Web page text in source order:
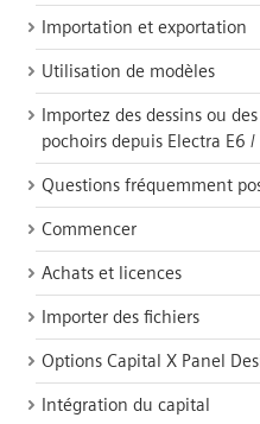
Importation et exportation
Utilisation de modèles
Importez des dessins ou des
pochoirs depuis Electra E6 /
Questions fréquemment
Commencer
Achats et licences
Importer des fichiers
Options Capital X Panel
Intégration du capital